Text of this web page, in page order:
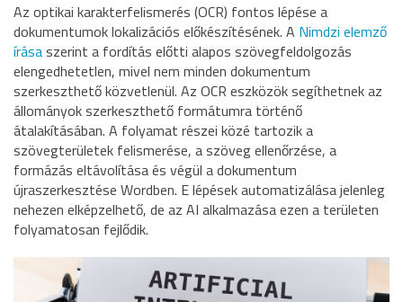
Az optikai karakterfelismerés (OCR) fontos lépése a
dokumentumok lokalizációs előkészítésének. A Nimdzi elemző
írásaszerint a fordítás előtti alapos szövegfeldolgozás
elengedhetetlen, mivel nem minden dokumentum
szerkeszthető közvetlenül. Az OCR eszközök segíthetnek az
állományok szerkeszthető formátumra történő
átalakításában. A folyamat részei közé tartozik a
szövegterületek felismerése, a szöveg ellenőrzése, a
formázás eltávolítása és végül a dokumentum
újraszerkesztése Wordben. E lépések automatizálása jelenleg
nehezen elképzelhető, de az AI alkalmazása ezen a területen
folyamatosan fejlődik.